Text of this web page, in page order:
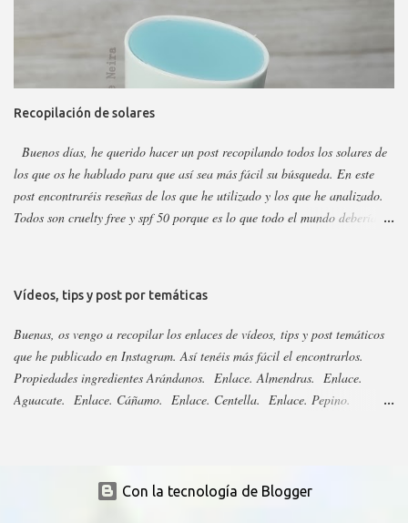
tenéis en casi todas las perfumerías, es cruelty free y casi toda vegana.
Hay ciertos productos que no están en todas las webs, pero como se suele
decir Google es nuestro amigo. Empecemos: Productos faciales Dermo
loción limpiadora ceramidas Precio: 4 euros. Cantidad: 150 ml.
Propiedades: Limpiador acuoso para todas las pieles, pero p...
Recopilación de solares
Buenos días, he querido hacer un post recopilando todos los solares de
los que os he hablado para que así sea más fácil su búsqueda. En este
post encontraréis reseñas de los que he utilizado y los que he analizado.
Todos son cruelty free y spf 50 porque es lo que todo el mundo debería
pero las marcas sacan año tras año los mismo, aunque suelen cambiar el
envase. Si no veis alguno es porque ya está analizado, así que revisad el
nombre para saber si cambiaron su envase. Os dejo el listado y los
enlaces a continuación: 3Ina. Enlace. Abib esencia y stick. Enlace.
Acorelle. Enlace. Acorelle, resto. Enlace. Acty Mask. Enlace.
Vídeos, tips y post por temáticas
Buenas, os vengo a recopilar los enlaces de vídeos, tips y post temáticos
que he publicado en Instagram. Así tenéis más fácil el encontrarlos.
Propiedades ingredientes Arándanos. Enlace. Almendras. Enlace.
Aguacate. Enlace. Cáñamo. Enlace. Centella. Enlace. Pepino.
Rosa. Enlace. Oliva. Enlace. Coco. Enlace. Escualeno. Enlace.
Con la tecnología de Blogger